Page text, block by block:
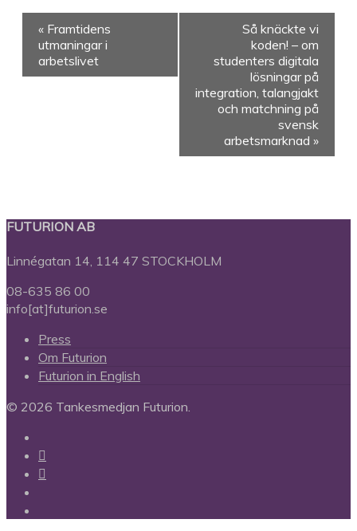
« Framtidens
utmaningar i
arbetslivet
Så knäckte vi
koden! – om
studenters digitala
lösningar på
integration, talangjakt
och matchning på
svensk
arbetsmarknad »
FUTURION AB
Linnégatan 14, 114 47 STOCKHOLM
08-635 86 00
info[at]futurion.se
Press
Om Futurion
Futurion in English
© 2026 Tankesmedjan Futurion.
facebook
linkedin